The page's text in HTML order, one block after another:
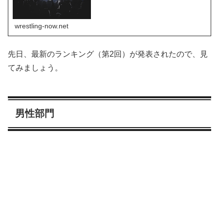
wrestling-now.net
先日、最新のランキング（第2回）が発表されたので、見
てみましょう。
男性部門